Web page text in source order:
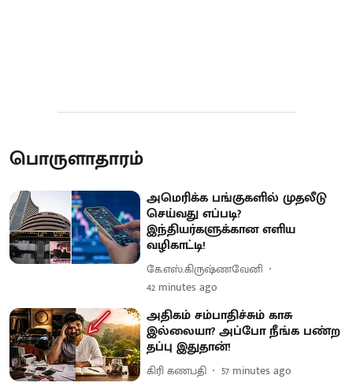
பொருளாதாரம்
அமெரிக்க பங்குகளில் முதலீடு
செய்வது எப்படி?
இந்தியர்களுக்கான எளிய
வழிகாட்டி!
கே.எஸ்.கிருஷ்ணவேனி
42 minutes ago
அதிகம் சம்பாதிச்சும் காசு
இல்லையா? அப்போ நீங்க பண்ற
தப்பு இதுதான்!
கிரி கணபதி 57 minutes ago